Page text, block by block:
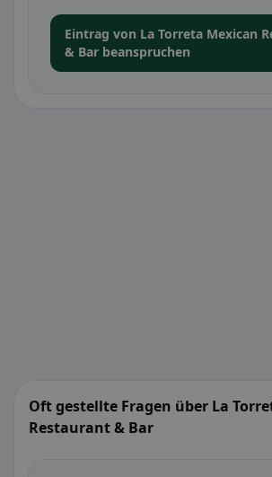
Eintrag von La Torreta Mexican
& Bar beanspruchen
Oft gestellte Fragen über La
Restaurant & Bar